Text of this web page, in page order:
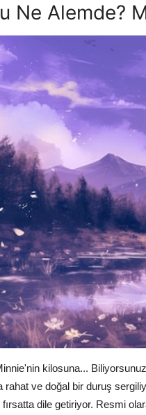
Ne Alemde?
kilosuna...
rahat ve doğal bir duruş
dile getiriyor. Resmi